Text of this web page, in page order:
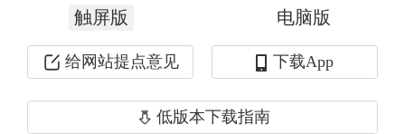
投资者对管理层的信心。此外，市场对
高频分红的偏好持续升温，中期分红常
触屏版 电脑版
给网站提点意见 下载App
低版本下载指南